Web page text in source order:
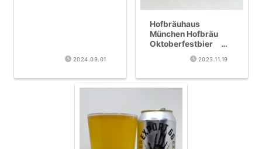
2024.09.01
Hofbräuhaus
München Hofbräu
Oktoberfestbier レ
2023.11.19